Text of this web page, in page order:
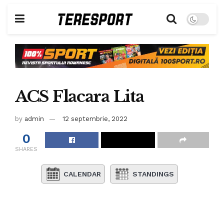
ACS Flacara Lita
by admin 12 septembrie, 2022
0
SHARES
CALENDAR STANDINGS